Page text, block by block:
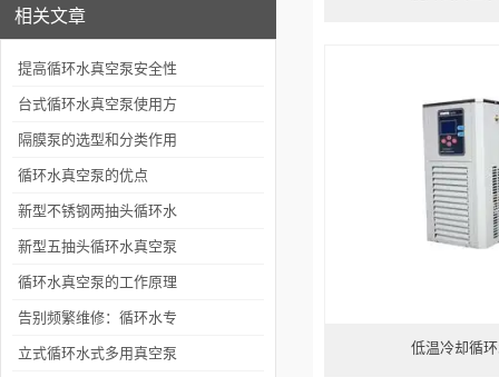
相关文章
提高循环水真空泵安全性
能的方法与建议
台式循环水真空泵使用方
法
隔膜泵的选型和分类作用
循环水真空泵的优点
新型不锈钢两抽头循环水
多用真空泵深受各方用户
好评
新型五抽头循环水真空泵
用户好评
循环水真空泵的工作原理
及其在减压蒸馏中的应用
优势
告别频繁维修：循环水专
用真空泵常见故障排查及
立式循环水式多用真空泵 低温冷却循